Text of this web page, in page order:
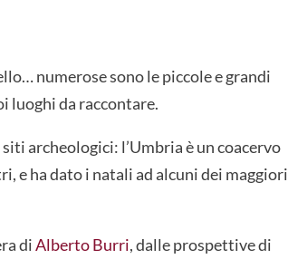
numerose sono le piccole e grandi
luoghi da raccontare.
archeologici: l’Umbria è un coacervo
e ha dato i natali ad alcuni dei maggiori
diAlberto Burri, dalle prospettive di